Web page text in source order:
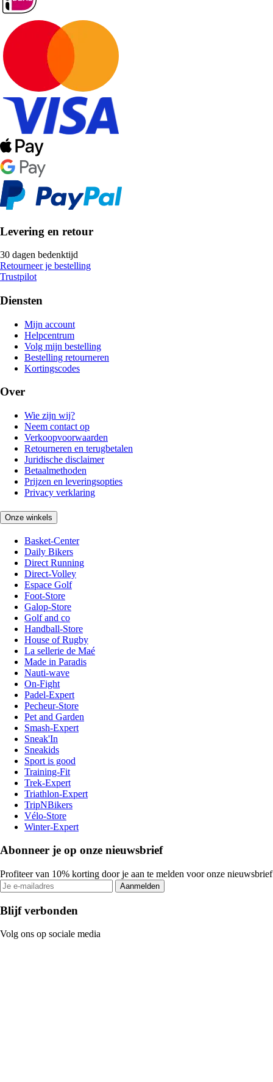
Levering en retour
30 dagen bedenktijd
Retourneer je bestelling
Trustpilot
Diensten
Mijn account
Helpcentrum
Volg mijn bestelling
Bestelling retourneren
Kortingscodes
Over
Wie zijn wij?
Neem contact op
Verkoopvoorwaarden
Retourneren en terugbetalen
Juridische disclaimer
Betaalmethoden
Prijzen en leveringsopties
Privacy verklaring
Onze winkels
Basket-Center
Daily Bikers
Direct Running
Direct-Volley
Espace Golf
Foot-Store
Galop-Store
Golf and co
Handball-Store
House of Rugby
La sellerie de Maé
Made in Paradis
Nauti-wave
On-Fight
Padel-Expert
Pecheur-Store
Pet and Garden
Smash-Expert
Sneak'In
Sneakids
Sport is good
Training-Fit
Trek-Expert
Triathlon-Expert
TripNBikers
Vélo-Store
Winter-Expert
Abonneer je op onze nieuwsbrief
Profiteer van 10% korting door je aan te melden voor onze nieuwsbrief
Aanmelden
Blijf verbonden
Volg ons op sociale media